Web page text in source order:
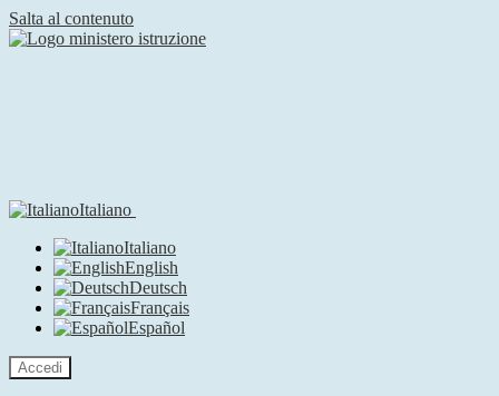
Salta al contenuto
Italiano
Italiano
English
Deutsch
Français
Español
Accedi